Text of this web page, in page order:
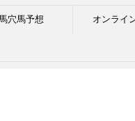
穴馬予想 オンライ